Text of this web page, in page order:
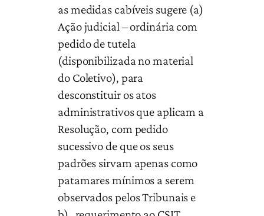
as medidas cabíveis sugere (a)
Ação judicial – ordinária com
pedido de tutela
(disponibilizada no material
do Coletivo), para
desconstituir os atos
administrativos que aplicam a
Resolução, com pedido
sucessivo de que os seus
padrões sirvam apenas como
patamares mínimos a serem
observados pelos Tribunais e